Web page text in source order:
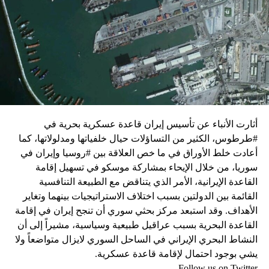
النار في غزة.
ويبدو أن نتنياهو استبق زيارة بلينكن لإسرائيل بالتأكيد على أن
الضغوط يجب أن تتوجه إلى حماس، وليس على حكومته.
كما وقال بيان من مكتب نتنياهو إنه مصر على بقاء القوات
الإسرائيلية في محور فيلادلفيا “لمنع الإرهابيين من إعادة
التسلح”.
وفي هذا السياق، قال الكاتب والباحث السياسي الفلسطيني
جمال زقوت في حديث لـ”سكاي نيوز عربية”:
حماس ليست عقبة في المفاوضات وأي حديث من هذا
القبيل تجني على الموقف الفلسطيني.
المعضلة الأساسية هي أن نتنياهو يعرض المجتمع
الإسرائيلي والمنطقة للخطر.
حماس وافقت على الإطار الرئيسي الذي قدمه جو بايدن
وقالت إنها وافقت على تصورات يوليو.
أثارت الأنباء عن تأسيس إيران قاعدة عسكرية بحرية في
#طرطوس، الكثير من التساؤلات حيال خلفياتها ومدلولاتها، كما
أعادت خلط الأوراق في ما خص العلاقة بين #روسيا وإيران في
سوريا، من خلال الإيحاء بمشاركة موسكو في تسهيل إقامة
القاعدة الإيرانية، الأمر الذي يتناقض مع الطبيعة التنافسية
القائمة بين الدولتين بسبب اختلاف الاستراتيجيات بينهما وتغاير
الأهداف. وقد استبعد مركز بحثي سوري أن تنجح إيران في إقامة
القاعدة البحرية بسبب عراقيل طبيعية وسياسية، مشيراً إلى أن
النشاط البحري الإيراني في الساحل السوري لايزال متواضعاً ولا
يشي بوجود احتمال لإقامة قاعدة عسكرية.